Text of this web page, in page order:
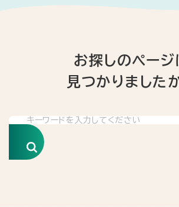
お探しのページ
見つかりました
検索